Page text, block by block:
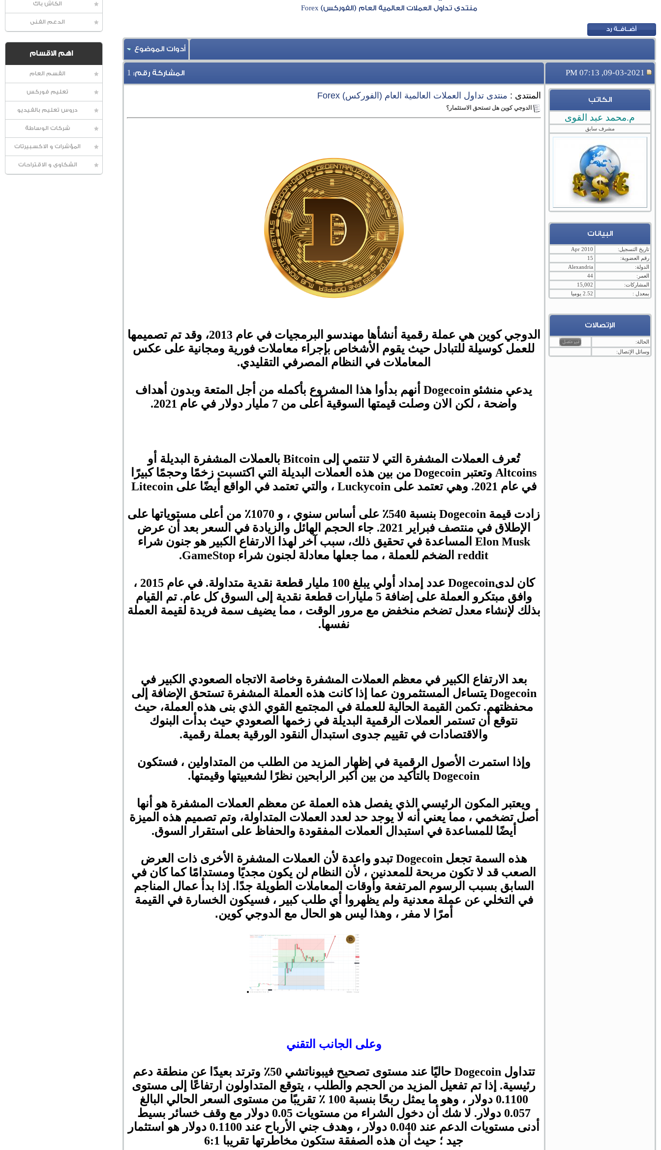
الكاش باك
الدعم الفنى
اهم الاقسام
القسم العام
تعليم فوركس
دروس تعليم بالفيديو
شركات الوساطة
المؤشرات و الاكسبيرتات
الشكاوى و الاقتراحات
منتدى تداول العملات العالمية العام (الفوركس) Forex
أدوات الموضوع
09-03-2021, 07:13 PM المشاركة رقم: 1
الكاتب
م.محمد عبد القوى
مشرف سابق
البيانات
تاريخ التسجيل:
Apr 2010
رقم العضوية:
15
الدولة:
Alexandria
العمر:
44
المشاركات:
15,002
بمعدل :
2.52 يوميا
الإتصالات
الحالة:
وسائل الإتصال:
المنتدى : منتدى تداول العملات العالمية العام (الفوركس) Forex
الدوجي كوين هل تستحق الاستثمار؟
الدوجي كوين
هي عملة رقمية أنشأها مهندسو البرمجيات في عام 2013، وقد تم تصميمها
للعمل كوسيلة للتبادل حيث يقوم الأشخاص بإجراء معاملات فورية ومجانية على عكس
المعاملات في النظام المصرفي التقليدي.
يدعي منشئو
أنهم بدأوا هذا المشروع بأكمله من أجل المتعة وبدون أهداف
واضحة ، لكن الان وصلت قيمتها السوقية أعلى من 7 مليار دولار في عام 2021
.
تُعرف العملات المشفرة التي لا تنتمي إلى
بالعملات المشفرة البديلة أو
Altcoins وتعتبر
من بين هذه العملات البديلة التي اكتسبت زخمًا وحجمًا كبيرًا
في عام 2021. وهي تعتمد على
، والتي تعتمد في الواقع أيضًا على
زادت قيمة
بنسبة 540٪ على أساس سنوي ، و 1070٪ من أعلى مستوياتها على
الإطلاق في منتصف فبراير 2021. جاء الحجم الهائل والزيادة في السعر بعد أن عرض
Elon Musk المساعدة في تحقيق ذلك، سبب آخر لهذا الارتفاع الكبير هو جنون شراء
reddit الضخم للعملة ، مما جعلها معادلة لجنون شراء
كان لدىDogecoin
عدد إمداد أولي يبلغ 100 مليار قطعة نقدية متداولة. في عام 2015 ،
وافق مبتكرو العملة على إضافة 5 مليارات قطعة نقدية إلى السوق كل عام. تم القيام
بذلك لإنشاء معدل تضخم منخفض مع مرور الوقت ، مما يضيف سمة فريدة لقيمة العملة
نفسها.
بعد الارتفاع الكبير في معظم العملات المشفرة وخاصة الاتجاه الصعودي الكبير في
Dogecoin يتساءل المستثمرون عما إذا كانت هذه العملة المشفرة تستحق الإضافة إلى
محفظتهم. تكمن القيمة الحالية للعملة في المجتمع القوي الذي بنى هذه العملة، حيث
نتوقع أن تستمر العملات الرقمية البديلة في زخمها الصعودي حيث بدأت البنوك
والاقتصادات في تقييم جدوى استبدال النقود الورقية بعملة رقمية.
وإذا استمرت الأصول الرقمية في إظهار المزيد من الطلب من المتداولين ، فستكون
Dogecoin بالتأكيد من بين أكبر الرابحين نظرًا لشعبيتها وقيمتها.
ويعتبر المكون الرئيسي الذي يفصل هذه العملة عن معظم العملات المشفرة هو أنها
أصل تضخمي ، مما يعني أنه لا يوجد حد لعدد العملات المتداولة، وتم تصميم هذه الميزة
أيضًا للمساعدة في استبدال العملات المفقودة والحفاظ على استقرار السوق.
هذه السمة تجعل
تبدو واعدة لأن العملات المشفرة الأخرى ذات العرض
الصعب قد لا تكون مربحة للمعدنين ، لأن النظام لن يكون مجديًا ومستدامًا كما كان في
السابق بسبب الرسوم المرتفعة وأوقات المعاملات الطويلة جدًا. إذا بدأ عمال المناجم
في التخلي عن عملة معدنية ولم يظهروا أي طلب كبير ، فسيكون الخسارة في القيمة
أمرًا لا مفر ، وهذا ليس هو الحال مع الدوجي كوين.
.
وعلى الجانب التقني
تتداول
حاليًا عند مستوى تصحيح فيبوناتشي 50٪ وترتد بعيدًا عن منطقة دعم
رئيسية. إذا تم تفعيل المزيد من الحجم والطلب ، يتوقع المتداولون ارتفاعًا إلى مستوى
0.1100 دولار ، وهو ما يمثل ربحًا بنسبة 100 ٪ تقريبًا من مستوى السعر الحالي البالغ
0.057 دولار. لا شك أن دخول الشراء من مستويات 0.05 دولار مع وقف خسائر بسيط
أدنى مستويات الدعم عند 0.040 دولار ، وهدف جني الأرباح عند 0.1100 دولار هو استثمار
جيد ؛ حيث أن هذه الصفقة ستكون مخاطرتها تقريبا 6:1